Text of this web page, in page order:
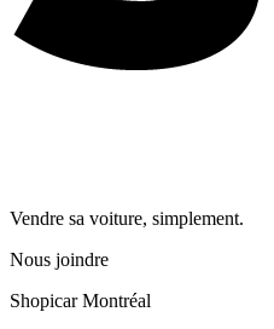
Vendre sa voiture, simplement.
Nous joindre
Shopicar Montréal